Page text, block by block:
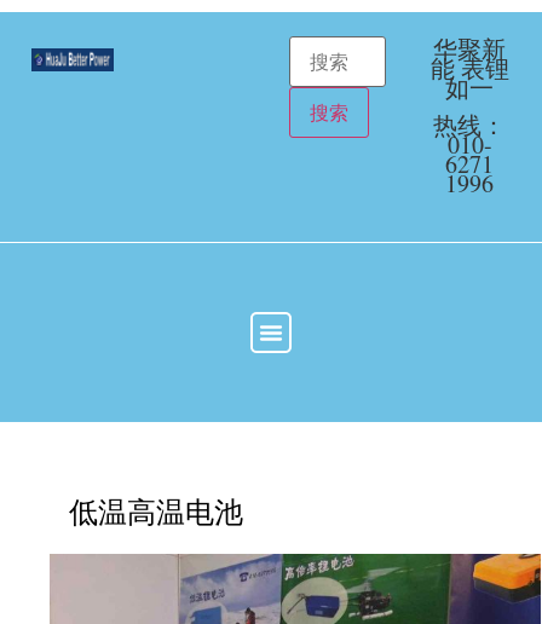
华聚新
能 表锂
如一
热线：
010-
6271
1996
低温高温电池